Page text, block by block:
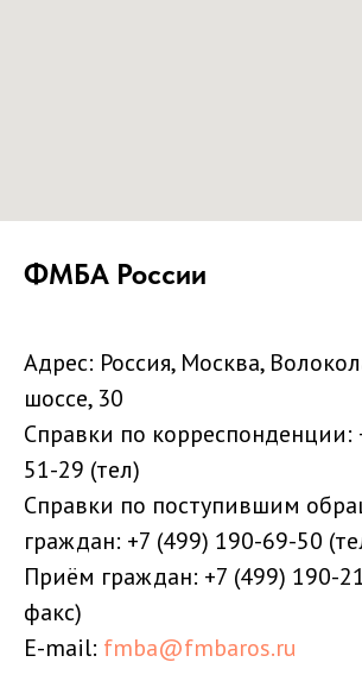
ФМБА России
Адрес: Россия, Москва,
шоссе, 30
Справки по корреспонденции:
51-29 (тел)
Справки по поступившим
граждан: +7 (499) 190-69-50
Приём граждан: +7 (499) 190-
факс)
E-mail: fmba@fmbaros.ru